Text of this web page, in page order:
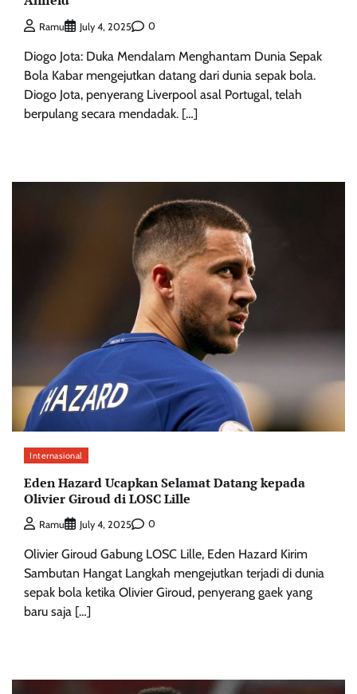
Ramu July 4, 2025 0
Diogo Jota: Duka Mendalam Menghantam Dunia Sepak
Bola Kabar mengejutkan datang dari dunia sepak bola.
Diogo Jota, penyerang Liverpool asal Portugal, telah
berpulang secara mendadak. […]
Internasional
Eden Hazard Ucapkan Selamat Datang kepada
Olivier Giroud di LOSC Lille
Ramu July 4, 2025 0
Olivier Giroud Gabung LOSC Lille, Eden Hazard Kirim
Sambutan Hangat Langkah mengejutkan terjadi di dunia
sepak bola ketika Olivier Giroud, penyerang gaek yang
baru saja […]